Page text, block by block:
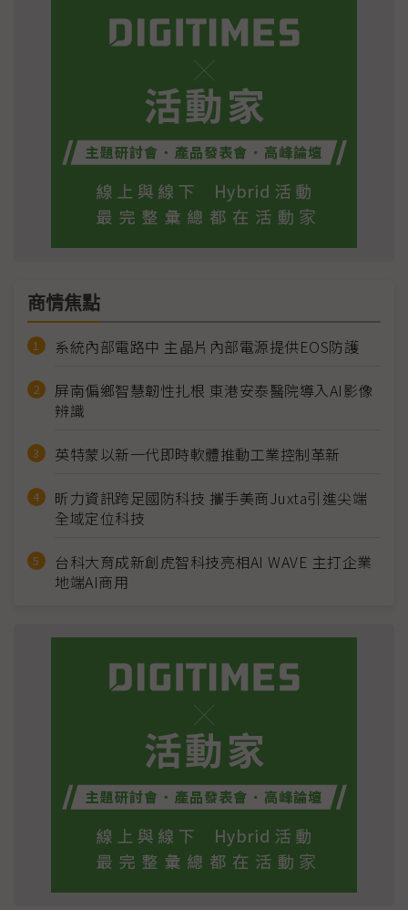
商情焦點
系統內部電路中 主晶片內部電源提供EOS防護
屏南偏鄉智慧韌性扎根 東港安泰醫院導入AI影像
辨識
英特蒙以新一代即時軟體推動工業控制革新
昕力資訊跨足國防科技 攜手美商Juxta引進尖端
全域定位科技
台科大育成新創虎智科技亮相AI WAVE 主打企業
地端AI商用